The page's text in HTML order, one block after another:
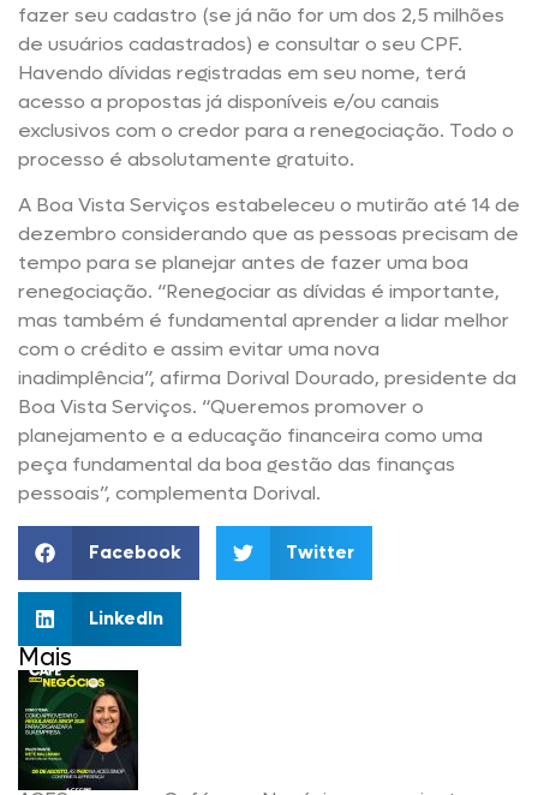
fazer seu cadastro (se já não for um dos 2,5 milhões
de usuários cadastrados) e consultar o seu CPF.
Havendo dívidas registradas em seu nome, terá
acesso a propostas já disponíveis e/ou canais
exclusivos com o credor para a renegociação. Todo o
processo é absolutamente gratuito.
A Boa Vista Serviços estabeleceu o mutirão até 14 de
dezembro considerando que as pessoas precisam de
tempo para se planejar antes de fazer uma boa
renegociação. “Renegociar as dívidas é importante,
mas também é fundamental aprender a lidar melhor
com o crédito e assim evitar uma nova
inadimplência”, afirma Dorival Dourado, presidente da
Boa Vista Serviços. “Queremos promover o
planejamento e a educação financeira como uma
peça fundamental da boa gestão das finanças
pessoais”, complementa Dorival.
Facebook Twitter
LinkedIn
Mais